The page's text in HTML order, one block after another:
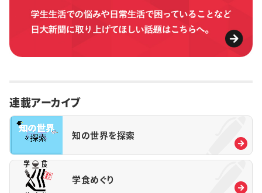
連載アーカイブ
知の世界を探索
学食めぐり